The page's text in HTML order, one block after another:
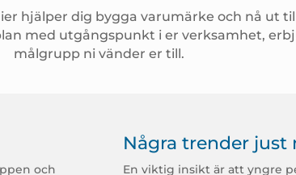
hjälper dig bygga varumärke och nå ut
med utgångspunkt i er verksamhet,
målgrupp ni vänder er till.
och
Några trender just
En viktig insikt är att yngre